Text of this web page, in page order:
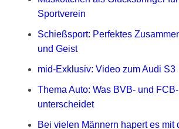
Sportverein
Schießsport: Perfektes
und Geist
mid-Exklusiv: Video zum Audi S3
Thema Auto: Was BVB- und
unterscheidet
Bei vielen Männern hapert es mit